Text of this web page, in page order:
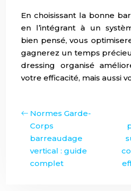
En choisissant la bonne
en l’intégrant à un
bien pensé, vous
gagnerez un temps
dressing organisé
votre efficacité, mais aussi
Normes Garde-
Corps
barreaudage
vertical : guide
complet